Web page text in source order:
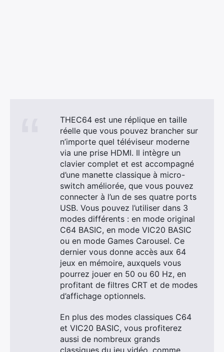
THEC64 est une réplique en taille
réelle que vous pouvez brancher sur
n’importe quel téléviseur moderne
via une prise HDMI. Il intègre un
clavier complet et est accompagné
d’une manette classique à micro-
switch améliorée, que vous pouvez
connecter à l’un de ses quatre ports
USB. Vous pouvez l’utiliser dans 3
modes différents : en mode original
C64 BASIC, en mode VIC20 BASIC
ou en mode Games Carousel. Ce
dernier vous donne accès aux 64
jeux en mémoire, auxquels vous
pourrez jouer en 50 ou 60 Hz, en
profitant de filtres CRT et de modes
d’affichage optionnels.
En plus des modes classiques C64
et VIC20 BASIC, vous profiterez
aussi de nombreux grands
classiques du jeu vidéo, comme